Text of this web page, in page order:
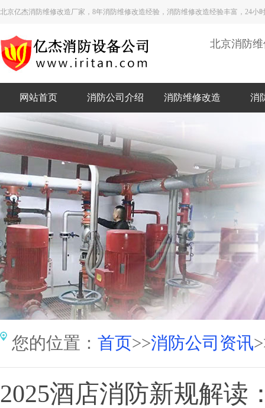
北京亿杰消防维修改造厂家，8年消防维修改造经验，消防维修改造经验丰富，24小
北京消防
网站首页 消防公司介绍 消防维修改造 消
您的位置： 首页>>消防公司资讯
2025酒店消防新规解读